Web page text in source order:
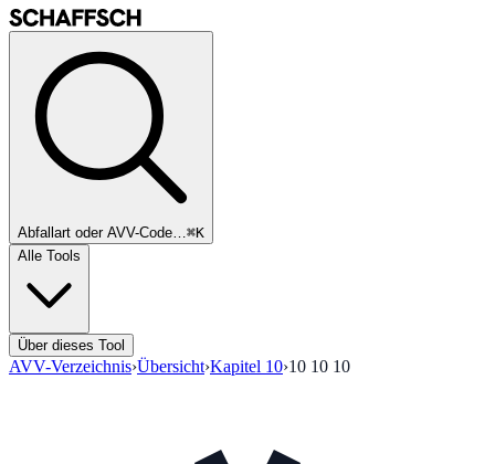
Abfallart oder AVV-Code…⌘K
Alle Tools
Über dieses Tool
AVV-Verzeichnis›Übersicht›Kapitel 10›10 10 10